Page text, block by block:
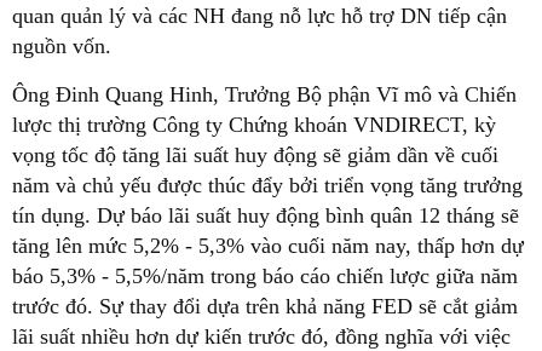
quan quản lý và các NH đang nỗ lực hỗ trợ DN tiếp cận
nguồn vốn.
Ông Đinh Quang Hinh, Trưởng Bộ phận Vĩ mô và Chiến
lược thị trường Công ty Chứng khoán VNDIRECT, kỳ
vọng tốc độ tăng lãi suất huy động sẽ giảm dần về cuối
năm và chủ yếu được thúc đẩy bởi triển vọng tăng trưởng
tín dụng. Dự báo lãi suất huy động bình quân 12 tháng sẽ
tăng lên mức 5,2% - 5,3% vào cuối năm nay, thấp hơn dự
báo 5,3% - 5,5%/năm trong báo cáo chiến lược giữa năm
trước đó. Sự thay đổi dựa trên khả năng FED sẽ cắt giảm
lãi suất nhiều hơn dự kiến trước đó, đồng nghĩa với việc